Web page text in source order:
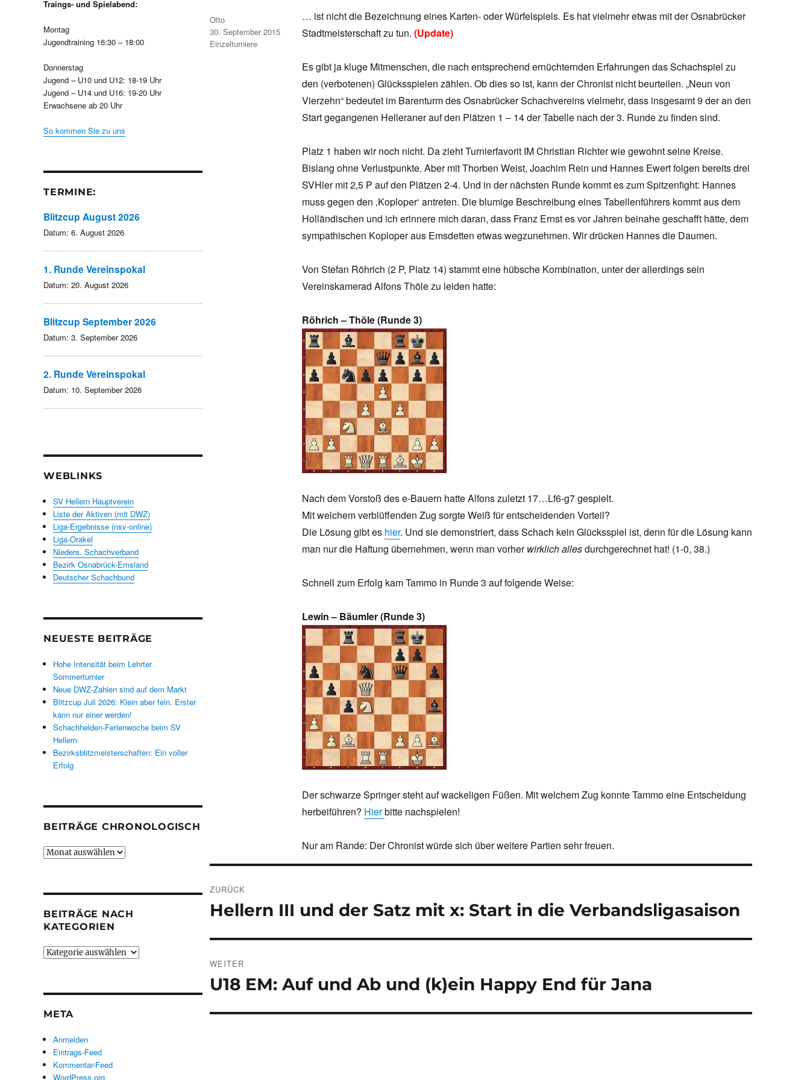
… ist nicht die Bezeichnung eines Karten- oder Würfelspiels. Es hat vielmehr etwas mit der Osnabrücker
Stadtmeisterschaft zu tun. (Update)
Es gibt ja kluge Mitmenschen, die nach entsprechend ernüchternden Erfahrungen das Schachspiel zu
den (verbotenen) Glücksspielen zählen. Ob dies so ist, kann der Chronist nicht beurteilen. „Neun von
Vierzehn“ bedeutet im Barenturm des Osnabrücker Schachvereins vielmehr, dass insgesamt 9 der an den
Start gegangenen Helleraner auf den Plätzen 1 – 14 der Tabelle nach der 3. Runde zu finden sind.
Platz 1 haben wir noch nicht. Da zieht Turnierfavorit IM Christian Richter wie gewohnt seine Kreise.
Bislang ohne Verlustpunkte. Aber mit Thorben Weist, Joachim Rein und Hannes Ewert folgen bereits drei
SVHler mit 2,5 P auf den Plätzen 2-4. Und in der nächsten Runde kommt es zum Spitzenfight: Hannes
muss gegen den ‚Koploper‘ antreten. Die blumige Beschreibung eines Tabellenführers kommt aus dem
Holländischen und ich erinnere mich daran, dass Franz Ernst es vor Jahren beinahe geschafft hätte, dem
sympathischen Koploper aus Emsdetten etwas wegzunehmen. Wir drücken Hannes die Daumen.
Von Stefan Röhrich (2 P, Platz 14) stammt eine hübsche Kombination, unter der allerdings sein
Vereinskamerad Alfons Thöle zu leiden hatte:
Röhrich – Thöle (Runde 3)
Nach dem Vorstoß des e-Bauern hatte Alfons zuletzt 17…Lf6-g7 gespielt.
Mit welchem verblüffenden Zug sorgte Weiß für entscheidenden Vorteil?
Die Lösung gibt es hier. Und sie demonstriert, dass Schach kein Glücksspiel ist, denn für die Lösung kann
man nur die Haftung übernehmen, wenn man vorherwirklich allesdurchgerechnet hat! (1-0, 38.)
Schnell zum Erfolg kam Tammo in Runde 3 auf folgende Weise:
Lewin – Bäumler (Runde 3)
Der schwarze Springer steht auf wackeligen Füßen. Mit welchem Zug konnte Tammo eine Entscheidung
herbeiführen? Hierbitte nachspielen!
Nur am Rande: Der Chronist würde sich über weitere Partien sehr freuen.
Autor
Otto
Veröffentlicht
am
30. September 2015
Kategorien
Einzelturniere
ZURÜCK
Vorheriger
Hellern III und der Satz mit x: Start in die Verbandsligasaison
WEITER
Nächster
U18 EM: Auf und Ab und (k)ein Happy End für Jana
Traings- und Spielabend:
Montag
Jugendtraining 16:30 – 18:00
Donnerstag
Jugend – U10 und U12: 18-19 Uhr
Jugend – U14 und U16: 19-20 Uhr
Erwachsene ab 20 Uhr
So kommen Sie zu uns
TERMINE:
Blitzcup August 2026
Datum: 6. August 2026
1. Runde Vereinspokal
Datum: 20. August 2026
Blitzcup September 2026
Datum: 3. September 2026
2. Runde Vereinspokal
Datum: 10. September 2026
WEBLINKS
SV Hellern Hauptverein
Liste der Aktiven (mit DWZ)
Liga-Ergebnisse (nsv-online)
Liga-Orakel
Nieders. Schachverband
Bezirk Osnabrück-Emsland
Deutscher Schachbund
NEUESTE BEITRÄGE
Hohe Intensität beim Lehrter
Sommerturnier
Neue DWZ-Zahlen sind auf dem Markt
Blitzcup Juli 2026: Klein aber fein. Erster
kann nur einer werden!
Schachhelden-Ferienwoche beim SV
Hellern
Bezirksblitzmeisterschaften: Ein voller
Erfolg
BEITRÄGE CHRONOLOGISCH
Beiträge
BEITRÄGE NACH
KATEGORIEN
Beiträge
META
Anmelden
Eintrags-Feed
Kommentar-Feed
WordPress.org